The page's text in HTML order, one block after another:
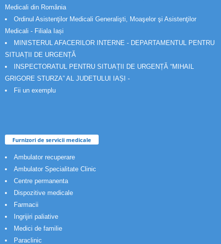
Medicali din România
Ordinul Asistenţilor Medicali Generalişti, Moaşelor şi Asistenţilor
Medicali - Filiala Iași
MINISTERUL AFACERILOR INTERNE - DEPARTAMENTUL PENTRU
SITUAȚII DE URGENȚĂ
INSPECTORATUL PENTRU SITUAȚII DE URGENȚĂ “MIHAIL
GRIGORE STURZA” AL JUDETULUI IAȘI -
Fii un exemplu
Furnizori de servicii medicale
Ambulator recuperare
Ambulator Specialitate Clinic
Centre permanenta
Dispozitive medicale
Farmacii
Ingrijiri paliative
Medici de familie
Paraclinic